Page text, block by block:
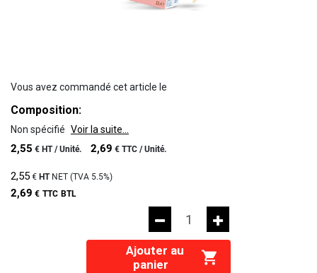
Vous avez commandé cet article le
Composition:
Non spécifié Voir la suite...
2,55 € HT /Unité. 2,69 € TTC /Unité.
2,55 € HTNET (TVA 5.5%)
2,69 € TTC BTL
Ajouter au
panier